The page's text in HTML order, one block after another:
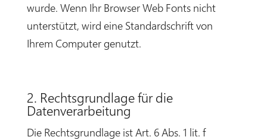
wurde. Wenn Ihr Browser Web Fonts nicht
unterstützt, wird eine Standardschrift von
Ihrem Computer genutzt.
2. Rechtsgrundlage für die
Datenverarbeitung
Die Rechtsgrundlage ist Art. 6 Abs. 1 lit. f